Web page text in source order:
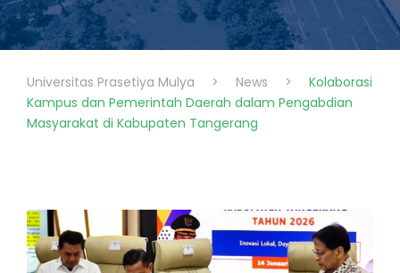
Universitas Prasetiya Mulya > News >
Kolaborasi
Kampus dan Pemerintah Daerah dalam Pengabdian
Masyarakat di Kabupaten Tangerang